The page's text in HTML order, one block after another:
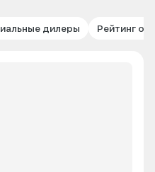
дилеры Рейтинг